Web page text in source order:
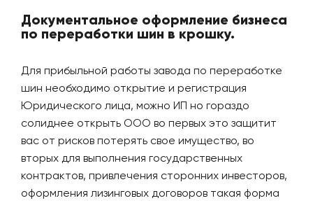
Документальное оформление бизнеса
по переработки шин в крошку.
Для прибыльной работы завода по переработке
шин необходимо открытие и регистрация
Юридического лица, можно ИП но гораздо
солиднее открыть ООО во первых это защитит
вас от рисков потерять свое имущество, во
вторых для выполнения государственных
контрактов, привлечения сторонних инвесторов,
оформления лизинговых договоров такая форма